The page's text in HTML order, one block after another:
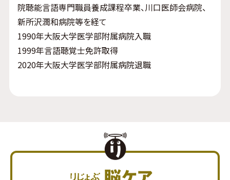
院聴能言語専門職員養成課程卒業、川口医師会病院、
新所沢潤和病院等を経て
1990年大阪大学医学部附属病院入職
1999年言語聴覚士免許取得
2020年大阪大学医学部附属病院退職